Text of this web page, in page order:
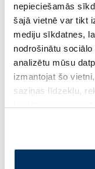
nepieciešamās
šajā vietnē var tikt
mediju sīkdatnes,
nodrošinātu
analizētu mūsu
izmantojat šo
saziņas līdzekļu,
pakalpojumus. Ja
izmantošanai,
MASMI Organic
higiēniskās
7.83 € 11.19 €